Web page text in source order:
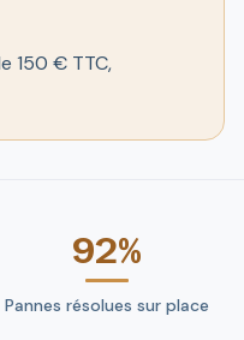
150 € TTC,
92%
Pannes résolues sur place